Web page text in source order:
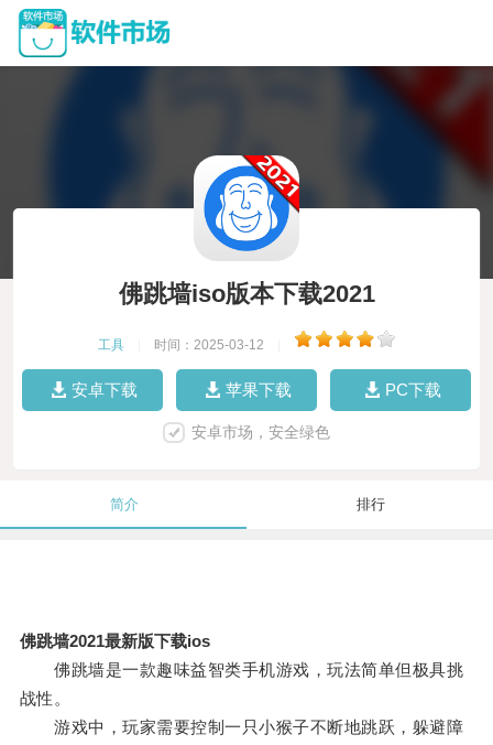
佛跳墙iso版本下载2021
工具 时间：2025-03-12
安卓下载 苹果下载 PC下载
安卓市场，安全绿色
简介 排行
佛跳墙2021最新版下载ios
佛跳墙是一款趣味益智类手机游戏，玩法简单但极具挑
战性。
游戏中，玩家需要控制一只小猴子不断地跳跃，躲避障